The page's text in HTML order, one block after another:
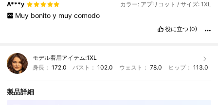
A***y カラー: アプリコット / サイズ: 1XL
Muy bonito y muy comodo
役に立つ (0)
モデル着用アイテム:1XL
身長： 172.0 バスト：102.0 ウェスト： 78.0 ヒップ： 113.0
製品詳細